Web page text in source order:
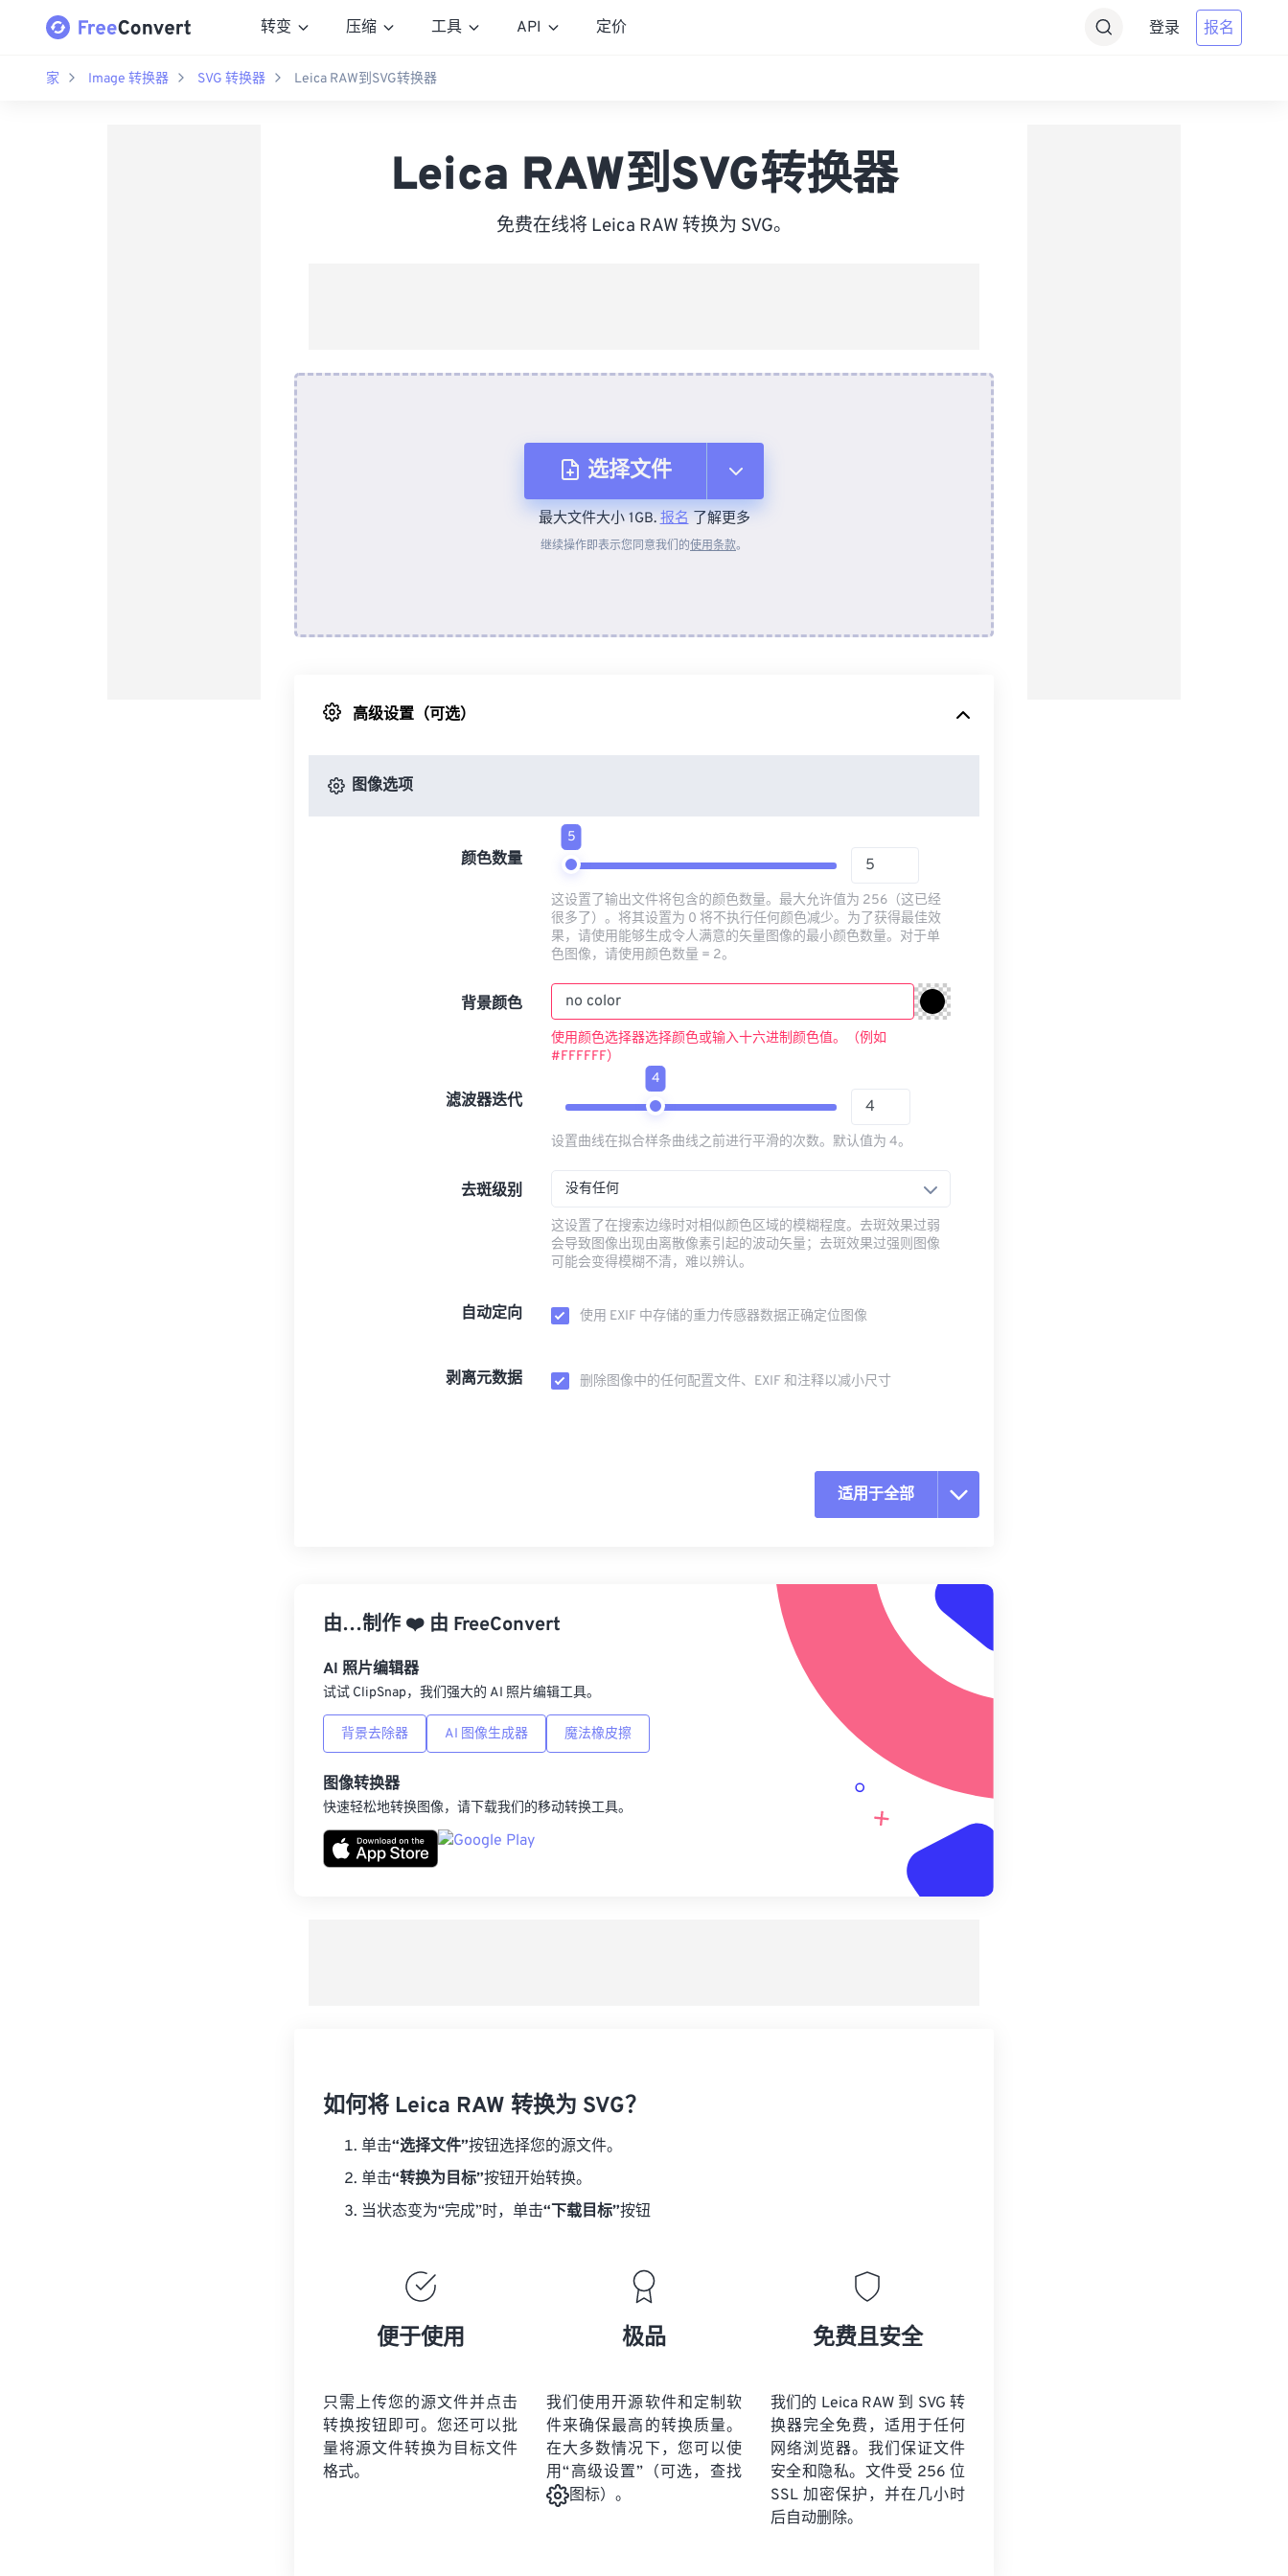
转变 压缩 工具 API 定价 登录 报名
家 Image 转换器 SVG 转换器 Leica RAW到SVG转换器
Leica RAW到SVG转换器
免费在线将 Leica RAW 转换为 SVG。
选择文件
从设备
最大文件大小 1GB.报名了解更多
继续操作即表示您同意我们的使用条款。
高级设置（可选）
图像选项
颜色数量
5
这设置了输出文件将包含的颜色数量。最大允许值为 256（这已经
很多了）。将其设置为 0 将不执行任何颜色减少。为了获得最佳效
果，请使用能够生成令人满意的矢量图像的最小颜色数量。对于单
色图像，请使用颜色数量 = 2。
背景颜色
使用颜色选择器选择颜色或输入十六进制颜色值。（例如
#FFFFFF）
滤波器迭代
4
设置曲线在拟合样条曲线之前进行平滑的次数。默认值为 4。
去斑级别 没有任何
这设置了在搜索边缘时对相似颜色区域的模糊程度。去斑效果过弱
会导致图像出现由离散像素引起的波动矢量；去斑效果过强则图像
可能会变得模糊不清，难以辨认。
自动定向 使用 EXIF 中存储的重力传感器数据正确定位图像
剥离元数据 删除图像中的任何配置文件、EXIF 和注释以减小尺寸
适用于全部
从预设应用
另存为预设
由…制作 ❤️ 由 FreeConvert
AI 照片编辑器
试试 ClipSnap，我们强大的 AI 照片编辑工具。
背景去除器 AI 图像生成器 魔法橡皮擦
图像转换器
快速轻松地转换图像，请下载我们的移动转换工具。
如何将 Leica RAW 转换为 SVG？
单击“选择文件”按钮选择您的源文件。
单击“转换为目标”按钮开始转换。
当状态变为“完成”时，单击“下载目标”按钮
便于使用
只需上传您的源文件并点击
转换按钮即可。您还可以批
量将源文件转换为目标文件
格式。
极品
我们使用开源软件和定制软
件来确保最高的转换质量。
在大多数情况下，您可以使
用“高级设置”（可选，查找
图标）。
免费且安全
我们的 Leica RAW 到 SVG 转
换器完全免费，适用于任何
网络浏览器。我们保证文件
安全和隐私。文件受 256 位
SSL 加密保护，并在几小时
后自动删除。